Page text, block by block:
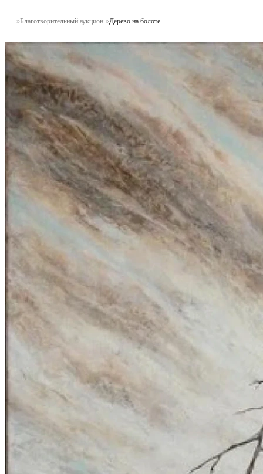
Благотворительный аукцион Дерево на болоте